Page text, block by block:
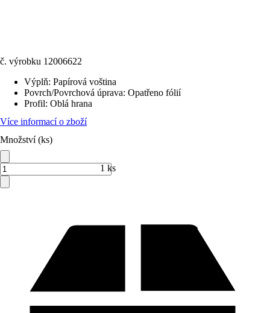
č. výrobku 12006622
Výplň: Papírová voština
Povrch/Povrchová úprava: Opatřeno fólií
Profil: Oblá hrana
Více informací o zboží
Množství (ks)
1 ks